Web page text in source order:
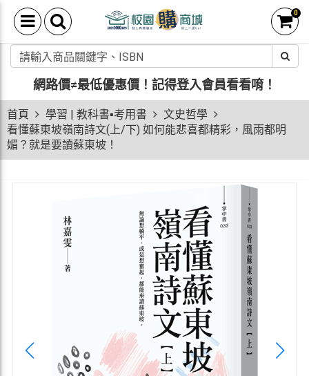
0
網路價≠最低優惠價！ 記得登入會員看看唷！
首頁 學習 | 教科書▪考用書
文史哲學
看懂蘇東坡嶺南詩文(上/下) 如何能悲喜都精彩，風雨都明
媚？就是要讀蘇東坡！